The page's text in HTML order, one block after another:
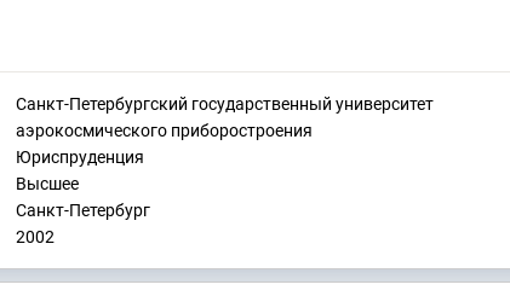
Санкт-Петербургский государственный университет
аэрокосмического приборостроения
Юриспруденция
Высшее
Санкт-Петербург
2002